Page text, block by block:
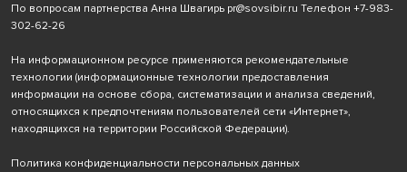
По вопросам партнерства Анна Швагирь pr@sovsibir.ru Телефон +7-983-
302-62-26
На информационном ресурсе применяются рекомендательные
технологии (информационные технологии предоставления
информации на основе сбора, систематизации и анализа сведений,
относящихся к предпочтениям пользователей сети «Интернет»,
находящихся на территории Российской Федерации).
Политика конфиденциальности персональных данных